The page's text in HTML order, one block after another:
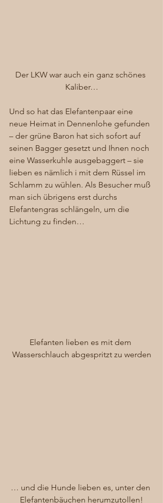
Der LKW war auch ein ganz schönes
Kaliber…
Und so hat das Elefantenpaar eine
neue Heimat in Dennenlohe gefunden
– der grüne Baron hat sich sofort auf
seinen Bagger gesetzt und Ihnen noch
eine Wasserkuhle ausgebaggert – sie
lieben es nämlich i mit dem Rüssel im
Schlamm zu wühlen. Als Besucher muß
man sich übrigens erst durchs
Elefantengras schlängeln, um die
Lichtung zu finden…
Elefanten lieben es mit dem
Wasserschlauch abgespritzt zu werden
… und die Hunde lieben es, unter den
Elefantenbäuchen herumzutollen!